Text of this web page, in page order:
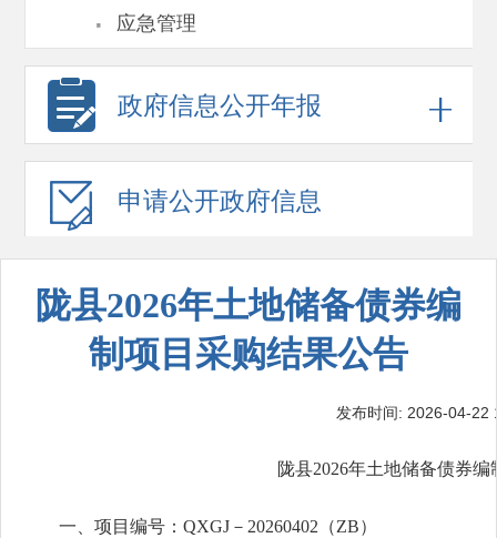
· 应急管理
政府信息公开年报
申请公开政府信息
陇县2026年土地储备债券编
制项目采购结果公告
发布时间: 2026-04-22
陇县2026年土地储备债券编
一、项目编号：QXGJ－20260402（ZB）